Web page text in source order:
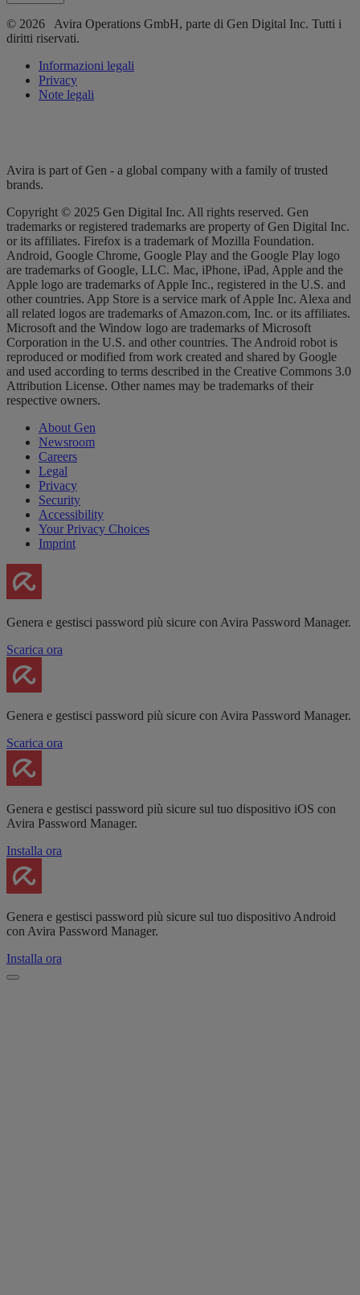
© 2026 Avira Operations GmbH, parte di Gen Digital Inc. Tutti i
diritti riservati.
Informazioni legali
Privacy
Note legali
Avira is part of Gen - a global company with a family of trusted
brands.
Copyright © 2025 Gen Digital Inc. All rights reserved. Gen
trademarks or registered trademarks are property of Gen Digital Inc.
or its affiliates. Firefox is a trademark of Mozilla Foundation.
Android, Google Chrome, Google Play and the Google Play logo
are trademarks of Google, LLC. Mac, iPhone, iPad, Apple and the
Apple logo are trademarks of Apple Inc., registered in the U.S. and
other countries. App Store is a service mark of Apple Inc. Alexa and
all related logos are trademarks of Amazon.com, Inc. or its affiliates.
Microsoft and the Window logo are trademarks of Microsoft
Corporation in the U.S. and other countries. The Android robot is
reproduced or modified from work created and shared by Google
and used according to terms described in the Creative Commons 3.0
Attribution License. Other names may be trademarks of their
respective owners.
About Gen
Newsroom
Careers
Legal
Privacy
Security
Accessibility
Your Privacy Choices
Imprint
Genera e gestisci password più sicure con Avira Password Manager.
Scarica ora
Genera e gestisci password più sicure con Avira Password Manager.
Scarica ora
Genera e gestisci password più sicure sul tuo dispositivo iOS con
Avira Password Manager.
Installa ora
Genera e gestisci password più sicure sul tuo dispositivo Android
con Avira Password Manager.
Installa ora